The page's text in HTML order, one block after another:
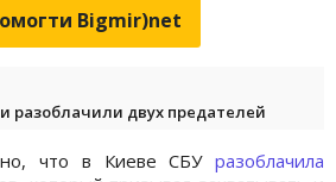
Bigmir)net
разоблачили двух предателей
что в Киеве СБУ разоблачила